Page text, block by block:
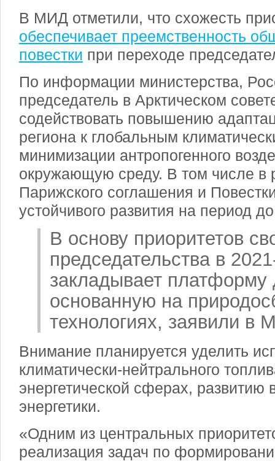
В МИД отметили, что схожесть
обеспечивает преемственность
повестки при переходе
По информации министерства,
председатель в Арктическом
содействовать повышению
региона к глобальным
минимизации антропогенного
окружающую среду. В том числе в
Парижского соглашения и
устойчивого развития на период
В основу приоритетов
председательства в
закладывает платформу
основанную на
технологиях, заявили в
Внимание планируется уделить
климатически-нейтрального
энергетической сферах, развитию
энергетики.
«Одним из центральных
реализация задач по